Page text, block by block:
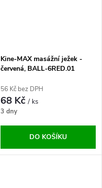
Kine-MAX masážní ježek -
červená, BALL-6RED.01
56 Kč bez DPH
68 Kč/ ks
3 dny
DO KOŠÍKU